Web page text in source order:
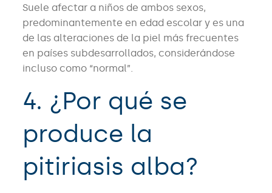
Suele afectar a niños de ambos sexos,
predominantemente en edad escolar y es una
de las alteraciones de la piel más frecuentes
en países subdesarrollados, considerándose
incluso como “normal”.
4. ¿Por qué se
produce la
pitiriasis alba?